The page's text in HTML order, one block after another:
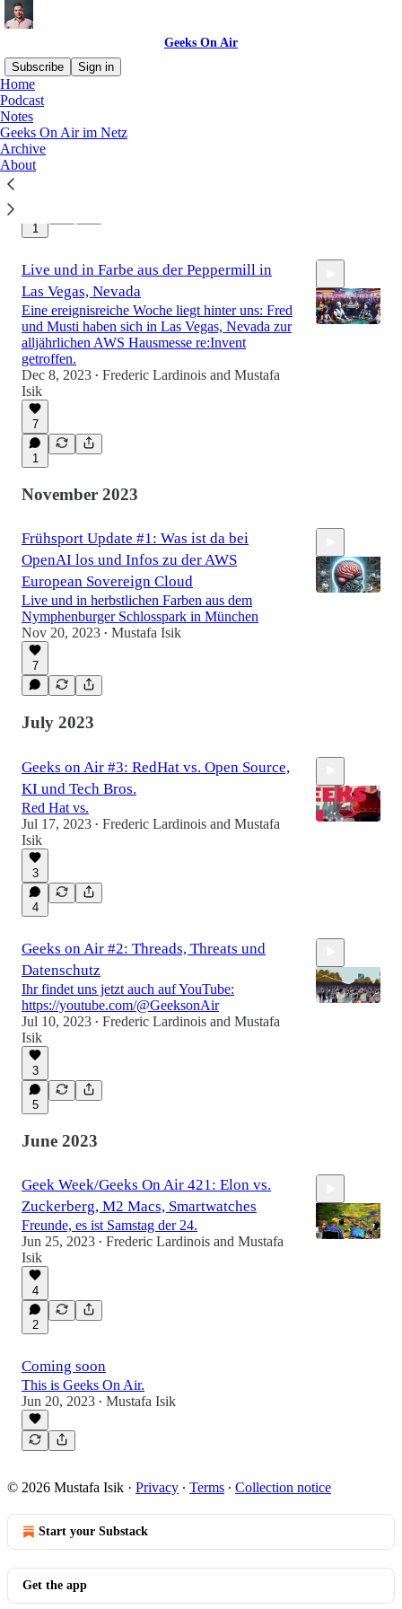
Geeks On Air
Subscribe
Sign in
Home
Podcast
Notes
Geeks On Air im Netz
Archive
About
Epic, Elon, Twitch
Das Sendungsdokument:
Dec 18, 2023
1
Live und in Farbe aus der Peppermill in
Las Vegas, Nevada
Eine ereignisreiche Woche liegt hinter uns: Fred
und Musti haben sich in Las Vegas, Nevada zur
alljährlichen AWS Hausmesse re:Invent
getroffen.
Dec 8, 2023 • Frederic Lardinois and Mustafa
Isik
7
1
November 2023
Frühsport Update #1: Was ist da bei
OpenAI los und Infos zu der AWS
European Sovereign Cloud
Live und in herbstlichen Farben aus dem
Nymphenburger Schlosspark in München
Nov 20, 2023 • Mustafa Isik
7
July 2023
Geeks on Air #3: RedHat vs. Open Source,
KI und Tech Bros.
Red Hat vs.
Jul 17, 2023 • Frederic Lardinois and Mustafa
Isik
3
4
Geeks on Air #2: Threads, Threats und
Datenschutz
Ihr findet uns jetzt auch auf YouTube:
https://youtube.com/@GeeksonAir
Jul 10, 2023 • Frederic Lardinois and Mustafa
Isik
3
5
June 2023
Geek Week/Geeks On Air 421: Elon vs.
Zuckerberg, M2 Macs, Smartwatches
Freunde, es ist Samstag der 24.
Jun 25, 2023 • Frederic Lardinois and Mustafa
Isik
4
2
Coming soon
This is Geeks On Air.
Jun 20, 2023 • Mustafa Isik
© 2026 Mustafa Isik · Privacy ∙ Terms ∙ Collection notice
Start your Substack
Get the app